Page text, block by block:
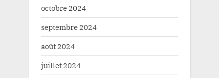
octobre 2024
septembre 2024
août 2024
juillet 2024